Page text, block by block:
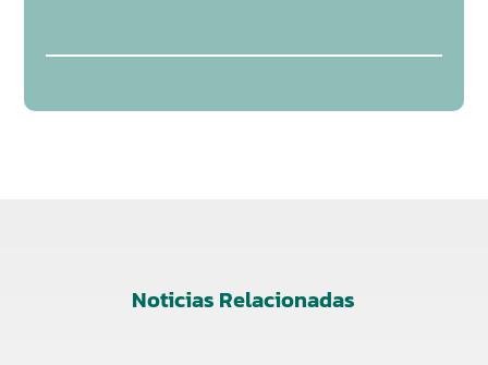
Noticias Relacionadas